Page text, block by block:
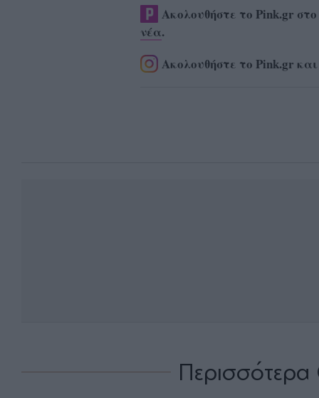
Ακολουθήστε το Pink.gr στο
νέα.
Ακολουθήστε το Pink.gr